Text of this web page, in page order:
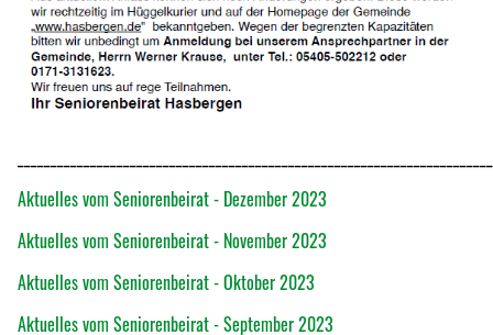
Aktuelles vom Seniorenbeirat - Dezember 2023
Aktuelles vom Seniorenbeirat - November 2023
Aktuelles vom Seniorenbeirat - Oktober 2023
Aktuelles vom Seniorenbeirat - September 2023